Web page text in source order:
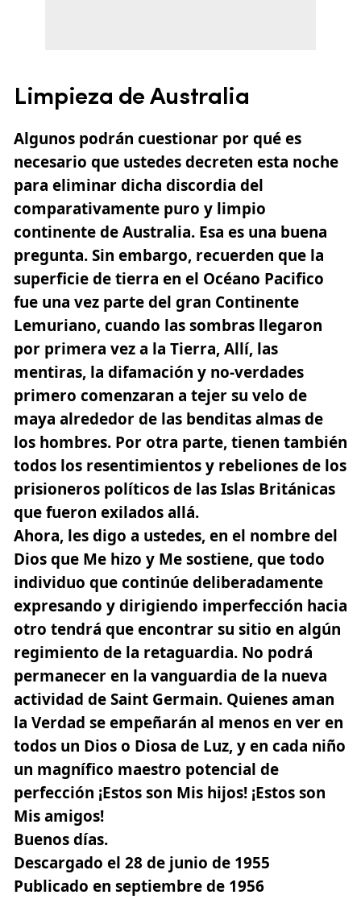
Limpieza de Australia
Algunos podrán cuestionar por qué es
necesario que ustedes decreten esta noche
para eliminar dicha discordia del
comparativamente puro y limpio
continente de Australia. Esa es una buena
pregunta. Sin embargo, recuerden que la
superficie de tierra en el Océano Pacifico
fue una vez parte del gran Continente
Lemuriano, cuando las sombras llegaron
por primera vez a la Tierra, Allí, las
mentiras, la difamación y no-verdades
primero comenzaran a tejer su velo de
maya alrededor de las benditas almas de
los hombres. Por otra parte, tienen también
todos los resentimientos y rebeliones de los
prisioneros políticos de las Islas Británicas
que fueron exilados allá.
Ahora, les digo a ustedes, en el nombre del
Dios que Me hizo y Me sostiene, que todo
individuo que continúe deliberadamente
expresando y dirigiendo imperfección hacia
otro tendrá que encontrar su sitio en algún
regimiento de la retaguardia. No podrá
permanecer en la vanguardia de la nueva
actividad de Saint Germain. Quienes aman
la Verdad se empeñarán al menos en ver en
todos un Dios o Diosa de Luz, y en cada niño
un magnífico maestro potencial de
perfección ¡Estos son Mis hijos! ¡Estos son
Mis amigos!
Buenos días.
Descargado el 28 de junio de 1955
Publicado en septiembre de 1956